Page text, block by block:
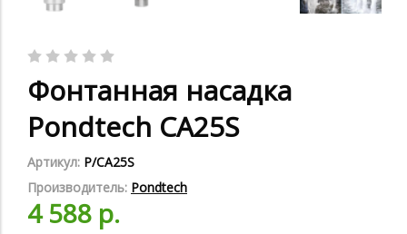
Фонтанная насадка
Pondtech CA25S
Артикул: P/CA25S
Производитель: Pondtech
4 588 р.